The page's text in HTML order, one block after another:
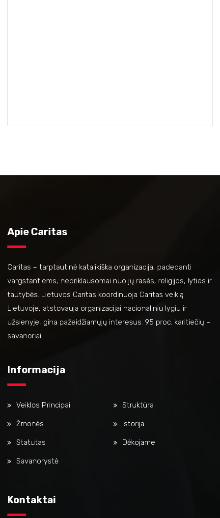
Apie Caritas
Caritas – tarptautinė katalikiška organizacija, padedanti
vargstantiems, nepriklausomai nuo jų rasės, religijos, lyties ir
tautybės. Lietuvos Caritas koordinuoja Caritas veiklą
Lietuvoje, atstovauja organizacijai nacionaliniu lygiu ir
užsienyje, gina pažeidžiamųjų interesus. 95 proc. karitiečių –
savanoriai.
Informacija
Veiklos Principai Struktūra
Žmonės Istorija
Statutas Dėkojame
Savanorystė
Kontaktai